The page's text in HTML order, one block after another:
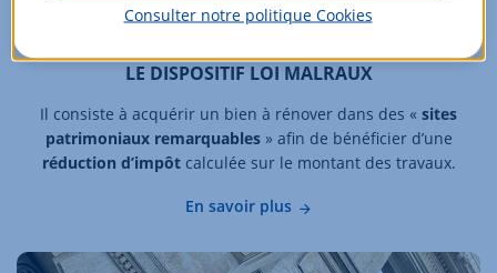
LE DISPOSITIF LOI MALRAUX
Il consiste à acquérir un bien à rénover dans des « sites
patrimoniaux remarquables» afin de bénéficier d’une
réduction d’impôtcalculée sur le montant des travaux.
En savoir plus
Consulter notre politique Cookies